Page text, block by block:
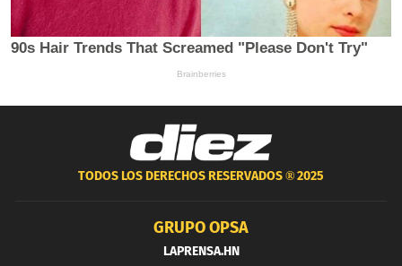
TODOS LOS DERECHOS RESERVADOS ®2025
GRUPO OPSA
LAPRENSA.HN